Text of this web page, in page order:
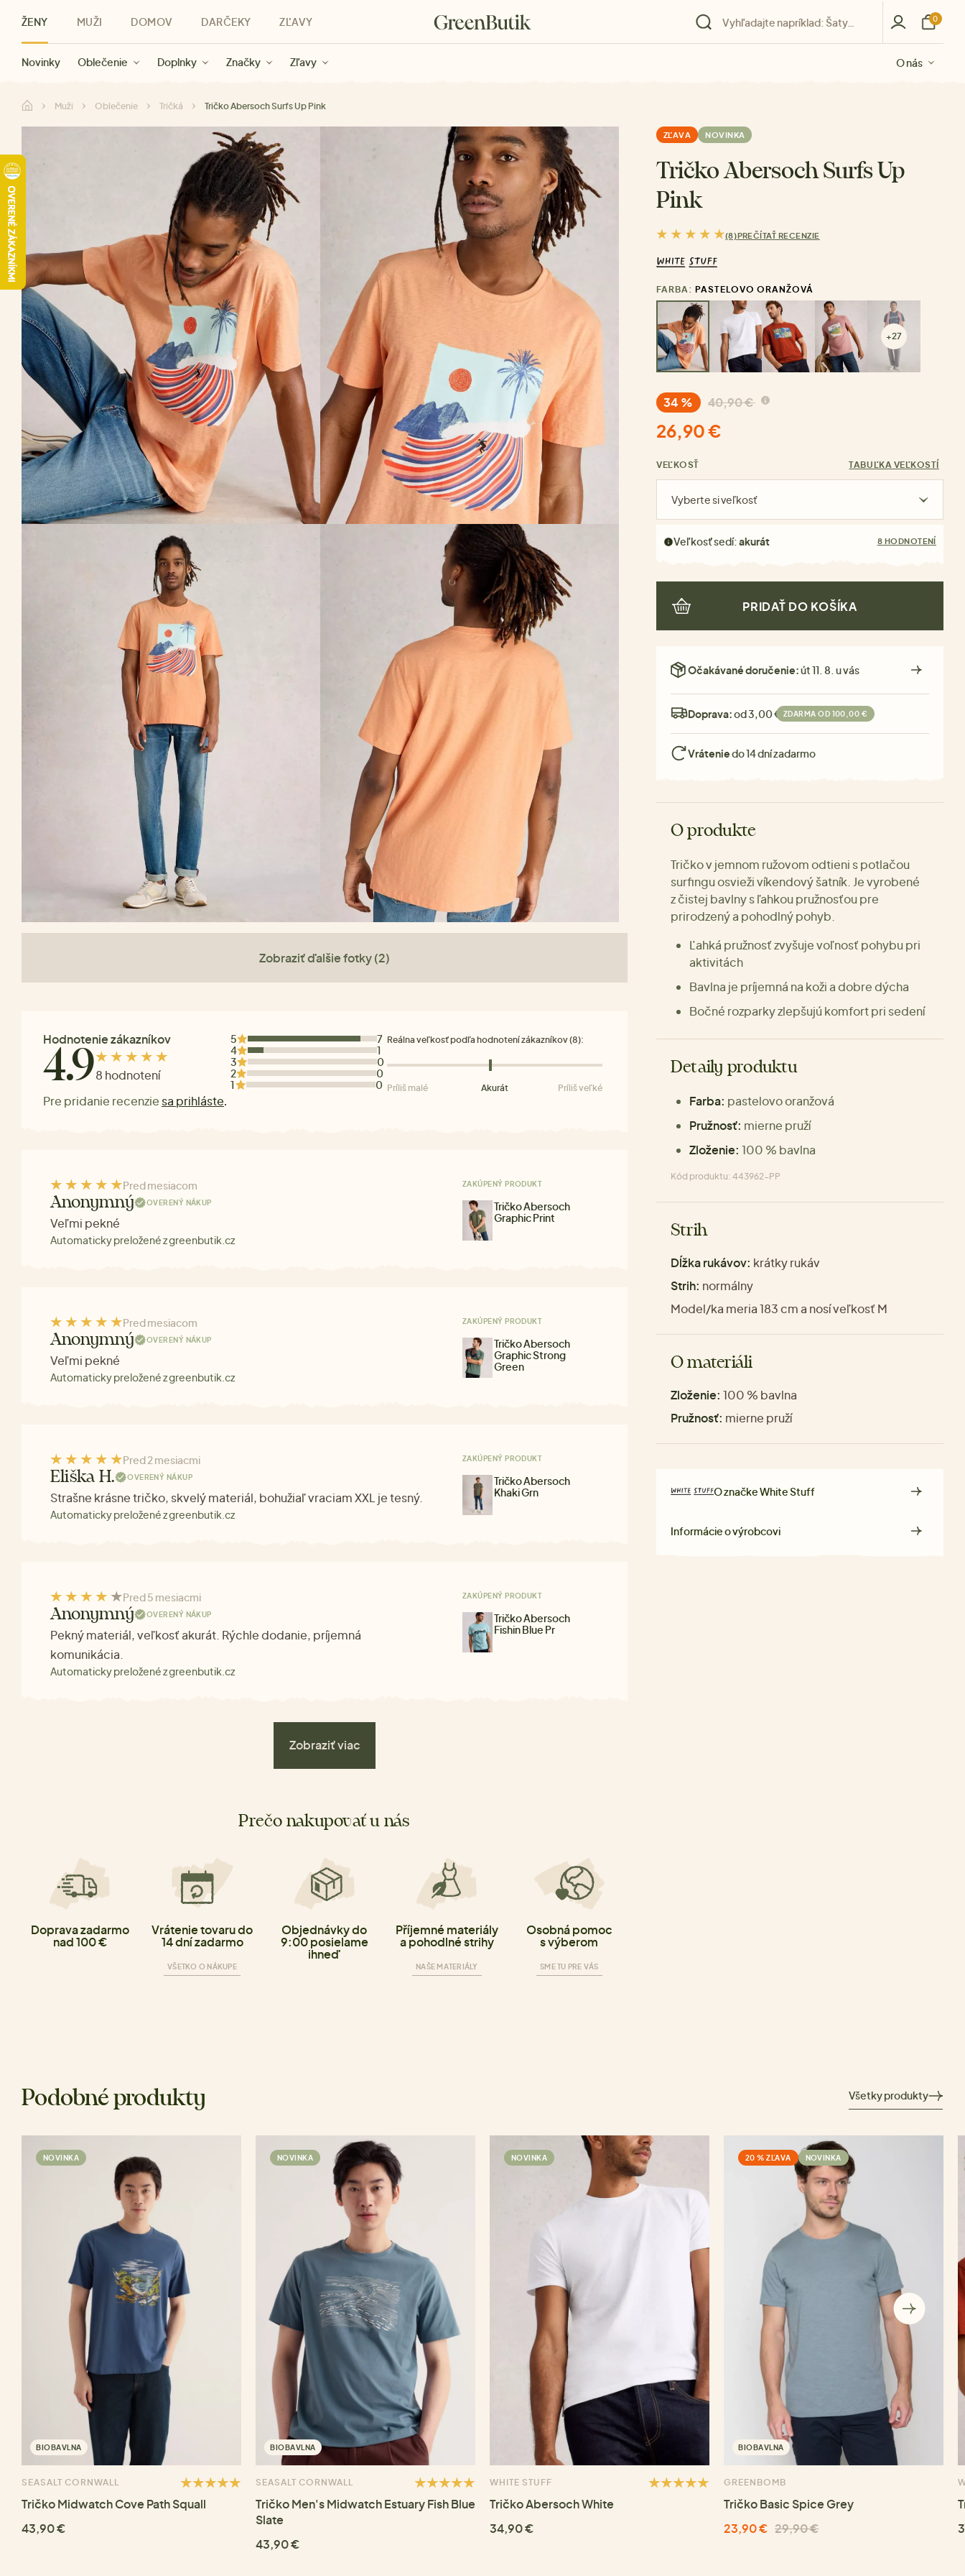
ŽENY
Novinky Oblečenie Doplnky Značky Zľavy O nás
MUŽI
Novinky Oblečenie Značky Zľavy O nás
DOMOV
Kategórie Značky Zľavy O nás
DARČEKY
Pre ženy Pre mužov Darčeky pre deti Pre všetkých O nás
ZĽAVY
Zľavy ženy Zľavy muži O nás
0
Muži Oblečenie Tričká Tričko Abersoch Surfs Up Pink
Zobraziť ďalšie fotky (2)
Hodnotenie zákazníkov
4.98 hodnotení
Pre pridanie recenzie sa prihláste.
5
7
4
1
3
0
2
0
1
0
Reálna veľkosť podľa hodnotení zákazníkov (8):
Príliš malé Akurát Príliš veľké
Pred mesiacom
Anonymný OVERENÝ NÁKUP
Veľmi pekné
Automaticky preložené z greenbutik.cz
ZAKÚPENÝ PRODUKT
Tričko Abersoch
Graphic Print
Pred mesiacom
Anonymný OVERENÝ NÁKUP
Veľmi pekné
Automaticky preložené z greenbutik.cz
ZAKÚPENÝ PRODUKT
Tričko Abersoch
Graphic Strong
Green
Pred 2 mesiacmi
Eliška H. OVERENÝ NÁKUP
Strašne krásne tričko, skvelý materiál, bohužiaľ vraciam XXL je tesný.
Automaticky preložené z greenbutik.cz
ZAKÚPENÝ PRODUKT
Tričko Abersoch
Khaki Grn
Pred 5 mesiacmi
Anonymný OVERENÝ NÁKUP
Pekný materiál, veľkosť akurát. Rýchle dodanie, príjemná
komunikácia.
Automaticky preložené z greenbutik.cz
ZAKÚPENÝ PRODUKT
Tričko Abersoch
Fishin Blue Pr
Zobraziť viac
Prečo nakupovať u nás
Doprava zadarmo
nad 100 €
Vrátenie tovaru do
14 dní zadarmo
VŠETKO O NÁKUPE
Objednávky do
9:00 posielame
ihneď
Příjemné materiály
a pohodlné strihy
NAŠE MATERIÁLY
Osobná pomoc
s výberom
SME TU PRE VÁS
ZĽAVA NOVINKA
Tričko Abersoch Surfs Up
Pink
(8)PREČÍTAŤ RECENZIE
FARBA: PASTELOVO ORANŽOVÁ
+27
34 % 40,90 €
26,90 €
VEĽKOSŤ TABUĽKA VEĽKOSTÍ
Vyberte si veľkosť
Veľkosť sedí:akurát 8 HODNOTENÍ
PRIDAŤ DO KOŠÍKA
Očakávané doručenie:út 11. 8. u vás
Doprava:od 3,00 € ZDARMA OD 100,00 €
Vráteniedo 14 dní zadarmo
O produkte
Tričko v jemnom ružovom odtieni s potlačou
surfingu osvieži víkendový šatník. Je vyrobené
z čistej bavlny s ľahkou pružnosťou pre
prirodzený a pohodlný pohyb.
Ľahká pružnosť zvyšuje voľnosť pohybu pri
aktivitách
Bavlna je príjemná na koži a dobre dýcha
Bočné rozparky zlepšujú komfort pri sedení
Detaily produktu
Farba: pastelovo oranžová
Pružnosť: mierne pruží
Zloženie: 100 % bavlna
Kód produktu: 443962-PP
Strih
Dĺžka rukávov: krátky rukáv
Strih: normálny
Model/ka meria 183 cm a nosí veľkosť M
O materiáli
Zloženie: 100 % bavlna
Pružnosť: mierne pruží
O značkeWhite Stuff
Informácie o výrobcovi
Podobné produkty Všetky produkty
NOVINKA
BIOBAVLNA
SEASALT CORNWALL
Tričko Midwatch Cove Path Squall
43,90 €
NOVINKA
BIOBAVLNA
SEASALT CORNWALL
Tričko Men's Midwatch Estuary Fish Blue
Slate
43,90 €
NOVINKA
WHITE STUFF
Tričko Abersoch White
34,90 €
20 % ZĽAVA NOVINKA
BIOBAVLNA
GREENBOMB
Tričko Basic Spice Grey
23,90 € 29,90 €